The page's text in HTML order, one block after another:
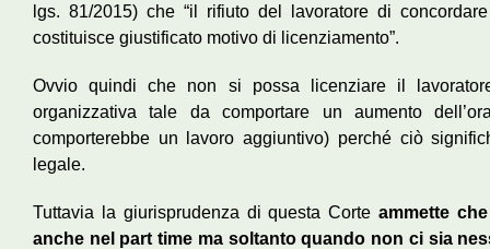
lgs. 81/2015) che “il rifiuto del lavoratore di
costituisce giustificato motivo di licenziamento”.
Ovvio quindi che non si possa licenziare il
organizzativa tale da comportare un aumento
comporterebbe un lavoro aggiuntivo) perché ciò
legale.
Tuttavia la giurisprudenza di questa Corteammette
anche nel part time ma soltanto quando non ci sia